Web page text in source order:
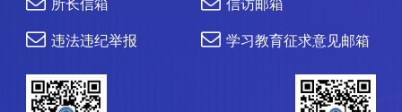
所长信箱 信访邮箱
违法违纪举报 学习教育征求意见邮箱